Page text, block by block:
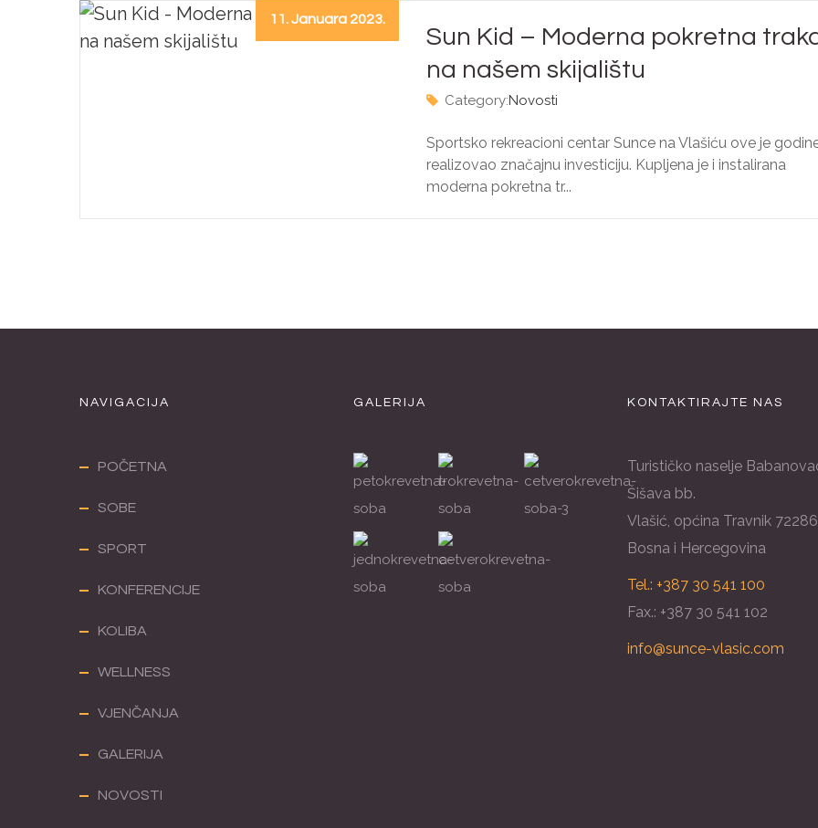
11. Januara 2023.
Sun Kid – Moderna pokretna
na našem skijalištu
Category:Novosti
Sportsko rekreacioni centar Sunce na Vlašiću ove je
realizovao značajnu investiciju. Kupljena je i instalirana
moderna pokretna tr...
NAVIGACIJA
POČETNA
SOBE
SPORT
KONFERENCIJE
KOLIBA
WELLNESS
VJENČANJA
GALERIJA
NOVOSTI
GALERIJA KONTAKTIRAJTE NAS
Turističko naselje
Šišava bb.
Vlašić, općina Travnik 72286
Bosna i Hercegovina
Tel.: +387 30 541 100
Fax.: +387 30 541 102
info@sunce-vlasic.com